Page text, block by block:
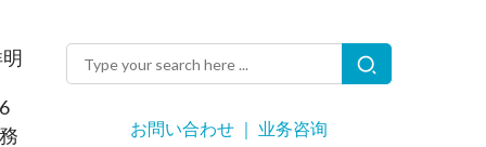
お問い合わせ ｜ 业务咨询